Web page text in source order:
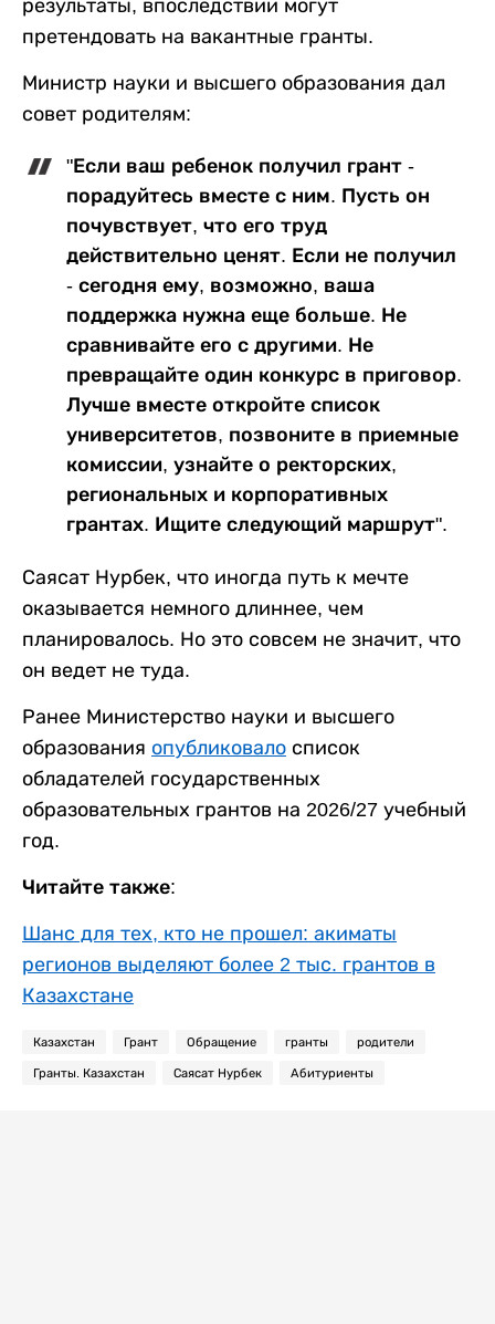
результаты, впоследствии могут
претендовать на вакантные гранты.
Министр науки и высшего образования дал
совет родителям:
"Если ваш ребенок получил грант -
порадуйтесь вместе с ним. Пусть он
почувствует, что его труд
действительно ценят. Если не получил
- сегодня ему, возможно, ваша
поддержка нужна еще больше. Не
сравнивайте его с другими. Не
превращайте один конкурс в приговор.
Лучше вместе откройте список
университетов, позвоните в приемные
комиссии, узнайте о ректорских,
региональных и корпоративных
грантах. Ищите следующий маршрут".
Саясат Нурбек, что иногда путь к мечте
оказывается немного длиннее, чем
планировалось. Но это совсем не значит, что
он ведет не туда.
Ранее Министерство науки и высшего
образования опубликовало список
обладателей государственных
образовательных грантов на 2026/27 учебный
год.
Читайте также:
Шанс для тех, кто не прошел: акиматы
регионов выделяют более 2 тыс. грантов в
Казахстане
Казахстан Грант Обращение гранты родители
Гранты. Казахстан Саясат Нурбек Абитуриенты